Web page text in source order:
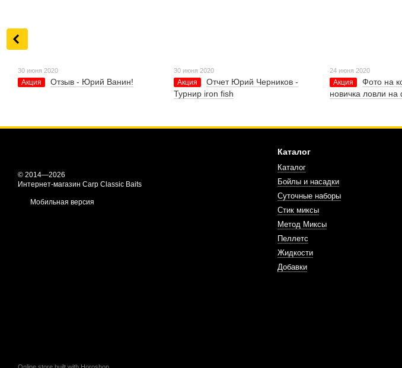
30 июня 2020
Акция Отзыв - Юрий Ванин!
30 июня 2020
Акция
Отчет Юрий Черников -
Турнир iron fish
24 июня 2020
Акция
Фото на
новичка ловли на
© 2014—2026
Интернет-магазин Carp Classic Baits
Мобильная версия
Каталог
Каталог
Бойлы и насадки
Суточные наборы
Стик миксы
Метод Миксы
Пеллетс
Жидкости
Добавки